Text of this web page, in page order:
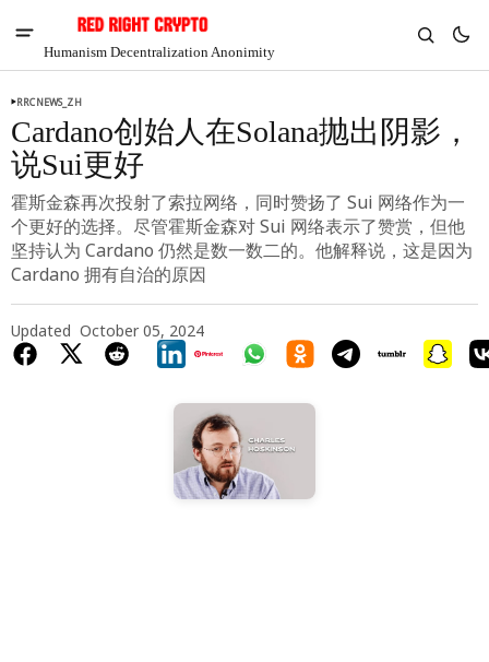
Humanism Decentralization Anonimity
RRCNEWS_ZH
Cardano创始人在Solana抛出阴影，
说Sui更好
霍斯金森再次投射了索拉网络，同时赞扬了 Sui 网络作为一
个更好的选择。尽管霍斯金森对 Sui 网络表示了赞赏，但他
坚持认为 Cardano 仍然是数一数二的。他解释说，这是因为
Cardano 拥有自治的原因
Updated October 05, 2024